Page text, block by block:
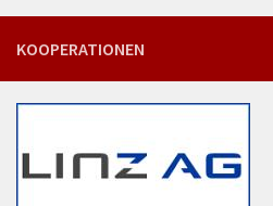
KOOPERATIONEN